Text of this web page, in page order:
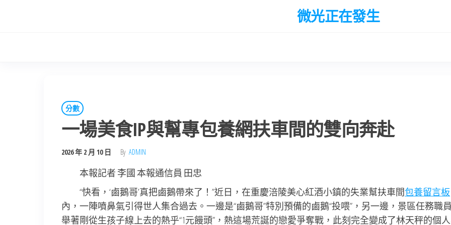
微光正在發生
分數
一場美食IP與幫專包養網扶車間的雙向奔赴
2026 年 2 月 10 日 By ADMIN
本報記者 李國 本報通信員 田忠
“快看，‘鹵鵝哥’真把鹵鵝帶來了！”近日，在重慶涪陵美心紅酒小鎮的失業幫扶車間包養留言板
內，一陣噴鼻氣引得世人集合過去。一邊是“鹵鵝哥”特別預備的鹵鵝“投喂”，另一邊，景區任務職
舉著剛從生孩子線上去的熱乎“1元饅頭”，熱這場荒誕的戀愛爭奪戰，此刻完全變成了林天秤的個